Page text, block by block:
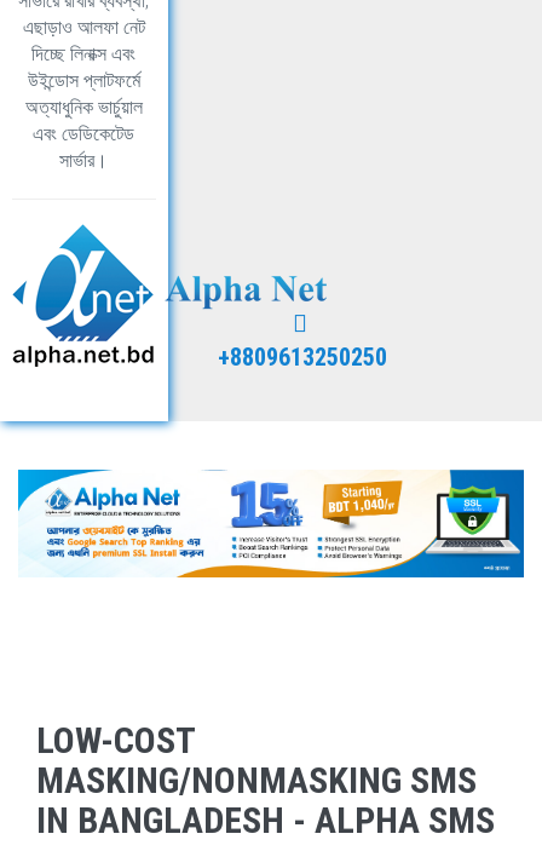
এছাড়াও আলফা নেট
দিচ্ছে লিনাক্স এবং
উইন্ডোস প্লাটফর্মে
অত্যাধুনিক ভার্চুয়াল
এবং ডেডিকেটেড
সার্ভার।
+8809613250250
LOW-COST
MASKING/NONMASKING SMS
IN BANGLADESH - ALPHA SMS